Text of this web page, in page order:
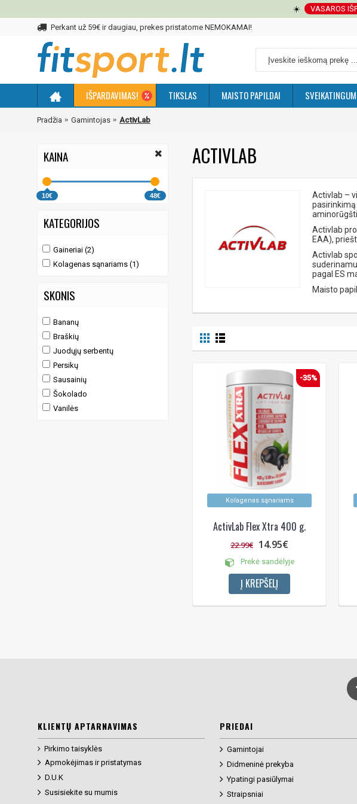
☀️ VASAROS
Perkant už 59€ ir daugiau, prekes pristatome NEMOKAMAI!
IŠPARDAVIMAS! TIKSLAS MAISTO PAPILDAI
Pradžia Gamintojas ActivLab
KAINA
10€ 48€
KATEGORIJOS
Gaineriai (2)
Kolagenas sąnariams (1)
SKONIS
Bananų
Braškių
Juodųjų serbentų
Persikų
Sausainių
Šokolado
Vanilės
ACTIVLAB
Activlab –
Activlab
EAA),
Activlab
pagal ES
Maisto
Kolagenas sąnariams
-35%
ActivLab Flex Xtra 400 g.
22.99€ 14.95€
Prekė sandėlyje
Į KREPŠELĮ
KLIENTŲ APTARNAVIMAS
Pirkimo taisyklės
Apmokėjimas ir pristatymas
D.U.K
Susisiekite su mumis
PRIEDAI
Gamintojai
Didmeninė prekyba
Ypatingi pasiūlymai
Straipsniai